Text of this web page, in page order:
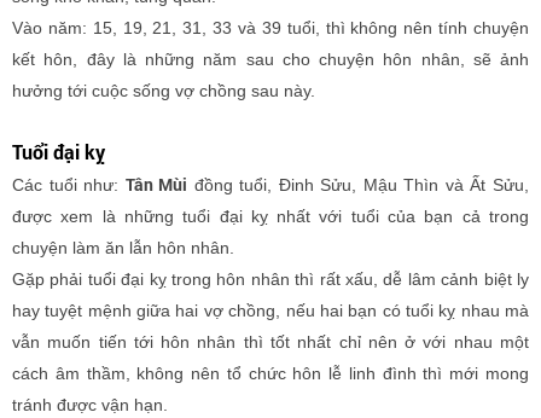
Vào năm: 15, 19, 21, 31, 33 và 39 tuổi, thì không nên tính chuyện
kết hôn, đây là những năm sau cho chuyện hôn nhân, sẽ ảnh
hưởng tới cuộc sống vợ chồng sau này.
Tuổi đại kỵ
Các tuổi như: Tân Mùi đồng tuổi, Đinh Sửu, Mậu Thìn và Ất Sửu,
được xem là những tuổi đại kỵ nhất với tuổi của bạn cả trong
chuyện làm ăn lẫn hôn nhân.
Gặp phải tuổi đại kỵ trong hôn nhân thì rất xấu, dễ lâm cảnh biệt ly
hay tuyệt mệnh giữa hai vợ chồng, nếu hai bạn có tuổi kỵ nhau mà
vẫn muốn tiến tới hôn nhân thì tốt nhất chỉ nên ở với nhau một
cách âm thầm, không nên tổ chức hôn lễ linh đình thì mới mong
tránh được vận hạn.